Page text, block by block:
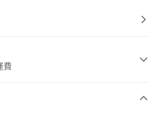
費